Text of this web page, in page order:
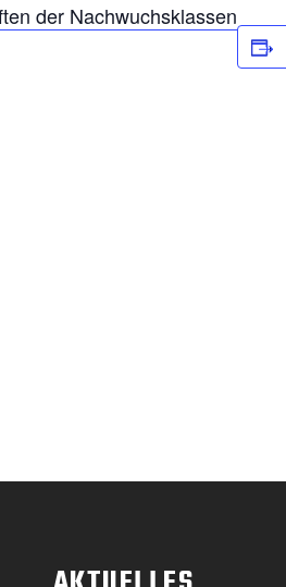
der Nachwuchsklassen